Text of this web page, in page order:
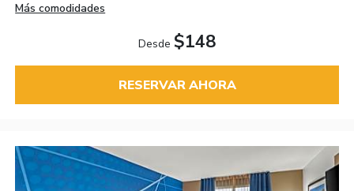
Más comodidades
Desde $148
RESERVAR AHORA